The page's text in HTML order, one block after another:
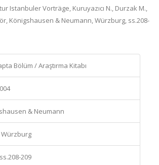
Istanbuler Vorträge, Kuruyazıcı N., Durzak M.,
Königshausen & Neumann, Würzburg, ss.208-
Bölüm / Araştırma Kitabı
& Neumann
Würzburg
ss.208-209